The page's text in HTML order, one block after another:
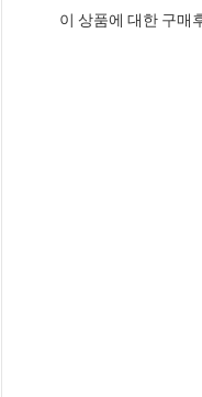
이 상품에 대한 구매